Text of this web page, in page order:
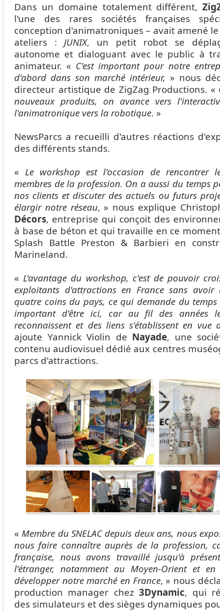
Dans un domaine totalement différent,
l'une des rares sociétés françaises
conception d'animatroniques – avait amené
ateliers :JUNIX, un petit robot se
autonome et dialoguant avec le public à
animateur. « C'est important pour notre
d'abord dans son marché intérieur, » nous
directeur artistique de ZigZag Productions. «
nouveaux produits, on avance vers
l'animatronique vers la robotique. »
NewsParcs a recueilli d'autres réactions
des différents stands.
«Le workshop est l'occasion de rencontrer
membres de la profession. On a aussi du temps
nos clients et discuter des actuels ou futurs
élargir notre réseau, » nous explique
Décors, entreprise qui conçoit des
à base de béton et qui travaille en ce
Splash Battle Preston & Barbieri en
Marineland.
«L'avantage du workshop, c'est de pouvoir
exploitants d'attractions en France sans
quatre coins du pays, ce qui demande du temps
important d'être ici, car au fil des années
reconnaissent et des liens s'établissent en vue
ajoute Yannick Violin de Nayade, une
contenu audiovisuel dédié aux centres
parcs d'attractions.
«Membre du SNELAC depuis deux ans, nous
nous faire connaître auprès de la profession,
française, nous avons travaillé jusqu'à
l'étranger, notamment au Moyen-Orient et
développer notre marché en France, » nous
production manager chez3Dynamic, qui
des simulateurs et des sièges dynamiques